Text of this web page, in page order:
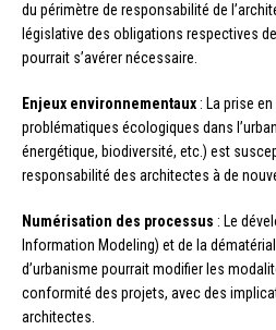
du périmètre de responsabilité de
législative des obligations respectives
pourrait s’avérer nécessaire.
Enjeux environnementaux : La prise
problématiques écologiques dans
énergétique, biodiversité, etc.) est
responsabilité des architectes à de
Numérisation des processus : Le
Information Modeling) et de la
d’urbanisme pourrait modifier les
conformité des projets, avec des
architectes.